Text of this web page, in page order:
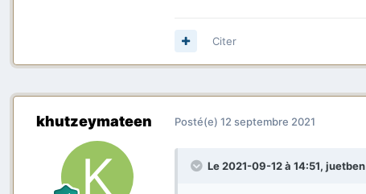
Citer
khutzeymateen Posté(e) 12 septembre 2021
Le 2021-09-12 à 14:51, juetben